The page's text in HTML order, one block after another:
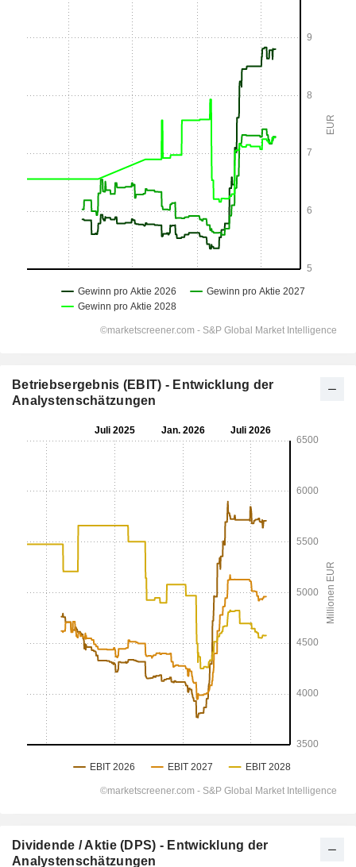
Betriebsergebnis (EBIT) - Entwicklung der
Analystenschätzungen
Dividende / Aktie (DPS) - Entwicklung der
Analystenschätzungen